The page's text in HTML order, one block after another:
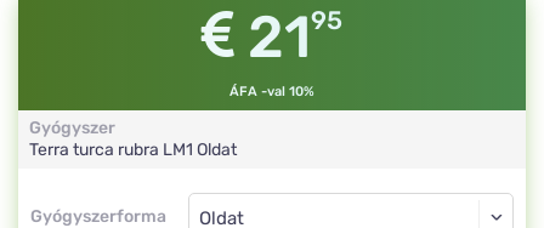
2195
ÁFA -val 10%
Gyógyszer
Terra turca rubra LM1 Oldat
Gyógyszerforma
Gyógyszerforma